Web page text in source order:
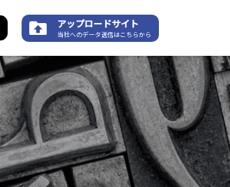
アップロードサイト
当社へのデータ送信はこちらから